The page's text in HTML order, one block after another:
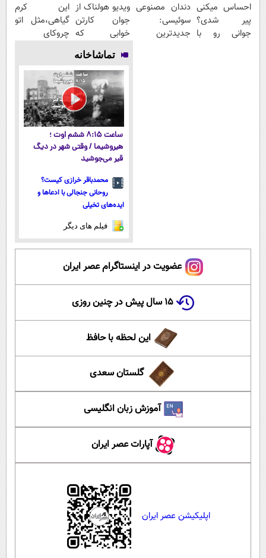
احساس میکنی
پیر شدی؟
جوانی رو با
دندان مصنوعی
سوئیسی:
جدیدترین
ویدیو هولناک از
جوان کارتن
خوابی که
میلیاردر شد.
آموزش رایگان
این کرم
گیاهی،مثل اتو
چروکای
تماشاخانه
ساعت ۸:۱۵ ششم اوت ؛
هیروشیما / وقتی شهر در دیگ
قیر می‌جوشید
محمدباقر خرازی کیست؟
روحانی جنجالی با ادعاها و
ایده‌های تخیلی
فیلم های دیگر
عضویت در اینستاگرام عصر ایران
۱۵ سال پیش در چنین روزی
این لحظه با حافظ
گلستان سعدی
آموزش زبان انگلیسی
آپارات عصر ایران
اپلیکیشن عصر ایران